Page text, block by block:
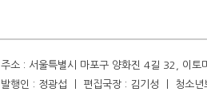
주소 : 서울특별시 마포구 양화진 4길 32, 이
발행인 : 정광섭 ㅣ 편집국장 : 김기성 ㅣ 청